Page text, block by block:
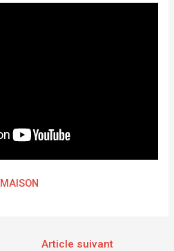
MAISON
Article suivant